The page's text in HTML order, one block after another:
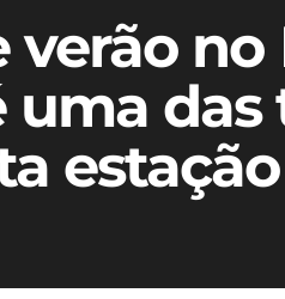
verão
uma das
estação